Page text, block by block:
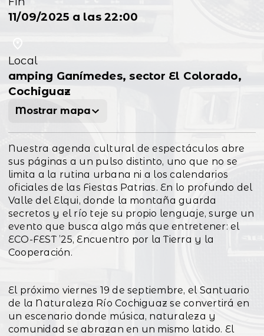
11/09/2025 a las 22:00
Local
amping Ganímedes, sector El Colorado,
Cochiguaz
Mostrar mapa
Nuestra agenda cultural de espectáculos abre
sus páginas a un pulso distinto, uno que no se
limita a la rutina urbana ni a los calendarios
oficiales de las Fiestas Patrias. En lo profundo del
Valle del Elqui, donde la montaña guarda
secretos y el río teje su propio lenguaje, surge un
evento que busca algo más que entretener: el
ECO-FEST ’25, Encuentro por la Tierra y la
Cooperación.
El próximo viernes 19 de septiembre, el Santuario
de la Naturaleza Río Cochiguaz se convertirá en
un escenario donde música, naturaleza y
comunidad se abrazan en un mismo latido. El